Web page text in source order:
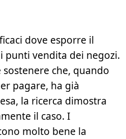
dove esporre il
punti vendita dei negozi.
che, quando
pagare, ha già
la ricerca dimostra
il caso. I
molto bene la